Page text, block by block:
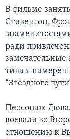
В фильме
Стивенсон,
ради
замечательные
типа я намерен
“Звездного
Персонаж
воевали во
отношению к